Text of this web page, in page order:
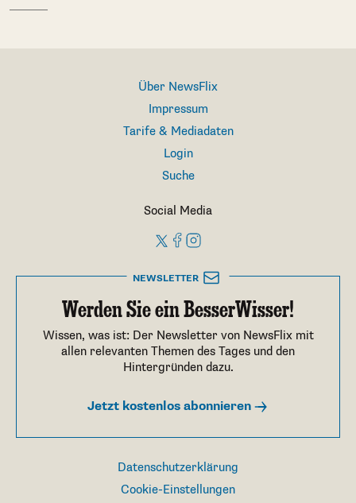
Über NewsFlix
Impressum
Tarife & Mediadaten
Login
Suche
Social Media
NEWSLETTER
Werden Sie ein BesserWisser!
Wissen, was ist: Der Newsletter von NewsFlix mit
allen relevanten Themen des Tages und den
Hintergründen dazu.
Jetzt kostenlos abonnieren
Datenschutzerklärung
Cookie-Einstellungen